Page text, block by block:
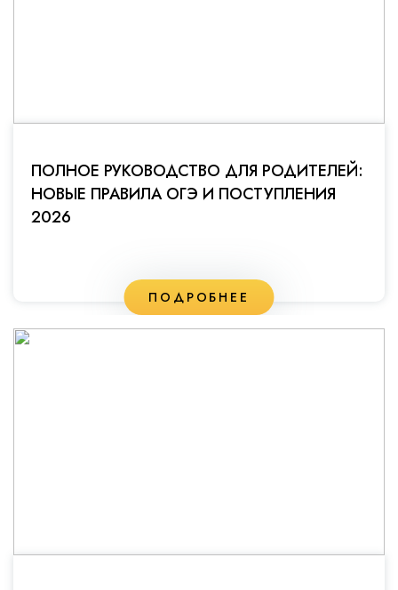
ПОЛНОЕ РУКОВОДСТВО ДЛЯ РОДИТЕЛЕЙ:
НОВЫЕ ПРАВИЛА ОГЭ И ПОСТУПЛЕНИЯ
2026
ПОДРОБНЕЕ